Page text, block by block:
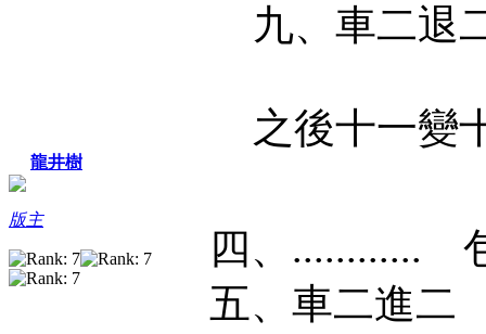
龍井樹
版主
九、車二退
之後十一變
四、............
五、車二進